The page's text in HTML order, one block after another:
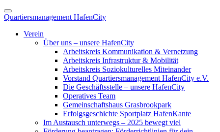
Quartiersmanagement HafenCity
Verein
Über uns – unsere HafenCity
Arbeitskreis Kommunikation & Vernetzung
Arbeitskreis Infrastruktur & Mobilität
Arbeitskreis Soziokulturelles Miteinander
Vorstand Quartiersmanagement HafenCity e.V.
Die Geschäftsstelle – unsere HafenCity
Operatives Team
Gemeinschaftshaus Grasbrookpark
Erfolgsgeschichte Sportplatz HafenKante
Im Austausch unterwegs – 2025 bewegt viel